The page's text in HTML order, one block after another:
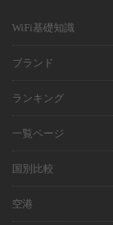
WiFi基礎知識
ブランド
ランキング
一覧ページ
国別比較
空港